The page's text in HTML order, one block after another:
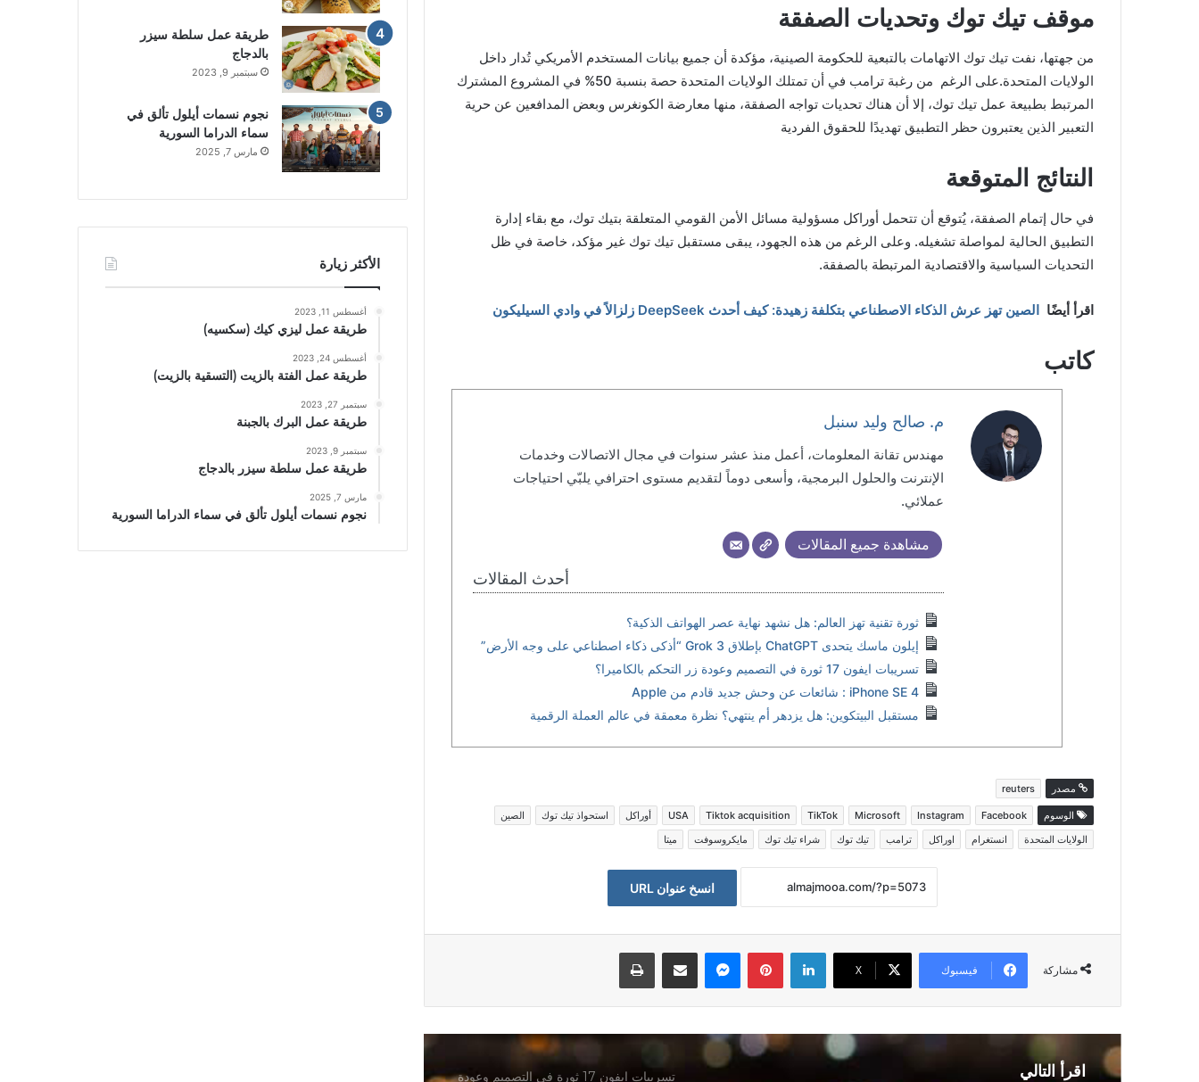
موقف تيك توك وتحديات الصفقة
من جهتها، نفت تيك توك الاتهامات بالتبعية للحكومة الصينية، مؤكدة أن جميع بيانات المستخدم الأمريكي تُدار داخل
الولايات المتحدة.على الرغم من رغبة ترامب في أن تمتلك الولايات المتحدة حصة بنسبة 50% في المشروع المشترك
المرتبط بطبيعة عمل تيك توك، إلا أن هناك تحديات تواجه الصفقة، منها معارضة الكونغرس وبعض المدافعين عن حرية
التعبير الذين يعتبرون حظر التطبيق تهديدًا للحقوق الفردية
النتائج المتوقعة
في حال إتمام الصفقة، يُتوقع أن تتحمل أوراكل مسؤولية مسائل الأمن القومي المتعلقة بتيك توك، مع بقاء إدارة
التطبيق الحالية لمواصلة تشغيله. وعلى الرغم من هذه الجهود، يبقى مستقبل تيك توك غير مؤكد، خاصة في ظل
التحديات السياسية والاقتصادية المرتبطة بالصفقة.
اقرأ أيضًا الصين تهز عرش الذكاء الاصطناعي بتكلفة زهيدة: كيف أحدث DeepSeek زلزالاً في وادي السيليكون
كاتب
م. صالح وليد سنبل
مهندس تقانة المعلومات، أعمل منذ عشر سنوات في مجال الاتصالات وخدمات
الإنترنت والحلول البرمجية، وأسعى دوماً لتقديم مستوى احترافي يلبّي احتياجات
عملائي.
مشاهدة جميع المقالات
أحدث المقالات
ثورة تقنية تهز العالم: هل نشهد نهاية عصر الهواتف الذكية؟
إيلون ماسك يتحدى ChatGPT بإطلاق Grok 3 “أذكى ذكاء اصطناعي على وجه الأرض”
تسريبات ايفون 17 ثورة في التصميم وعودة زر التحكم بالكاميرا؟
iPhone SE 4 : شائعات عن وحش جديد قادم من Apple
مستقبل البيتكوين: هل يزدهر أم ينتهي؟ نظرة معمقة في عالم العملة الرقمية
مصدر reuters
الوسوم Facebook
Instagram
Microsoft
TikTok
Tiktok acquisition
USA أوراكل استحواذ تيك توك
الصين
الولايات المتحدة
انستغرام اوراكل ترامب تيك توك شراء تيك توك مايكروسوفت ميتا
انسخ عنوان URL
مشاركة فيسبوك ‫X
لينكدإن بينتيريستماسنجر مشاكة بواسطة البريد الالكترونيطباعة
اقرأ التالي
تفعيل مكالمات واتساب في السعودية: هل
هي بداية مرحلة جديدة للتواصل؟
ميتا تدفع 25 مليون دولار لتسوية قضية
التاج؟
DeepSeek في عالم الذكاء الاصطناعي
زهيدة: كيف أحدث DeepSeek زلزالاً في
تسريبات ايفون 17 ثورة في التصميم وعودة
طريقة عمل سلطة سيزر
بالدجاج
سبتمبر 9, 2023
نجوم نسمات أيلول تألق في
سماء الدراما السورية
مارس 7, 2025
الأكثر زيارة
أغسطس 11, 2023
طريقة عمل ليزي كيك (سكسيه)
أغسطس 24, 2023
طريقة عمل الفتة بالزيت (التسقية بالزيت)
سبتمبر 27, 2023
طريقة عمل البرك بالجبنة
سبتمبر 9, 2023
طريقة عمل سلطة سيزر بالدجاج
مارس 7, 2025
نجوم نسمات أيلول تألق في سماء الدراما السورية